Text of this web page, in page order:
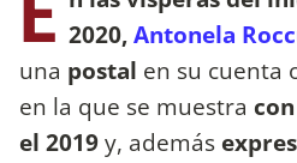
2020,Antonela
una postal en su cuenta
en la que se muestra
el 2019y, además